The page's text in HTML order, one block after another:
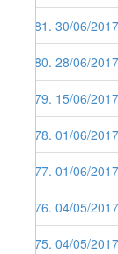
181. 30/06/
180. 28/06/
179. 15/06/
178. 01/06/
177. 01/06/
176. 04/05/
175. 04/05/